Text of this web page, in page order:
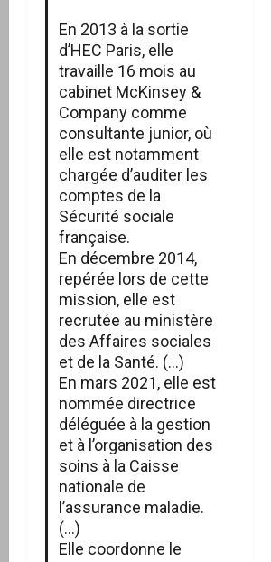
En 2013 à la sortie
d’HEC Paris, elle
travaille 16 mois au
cabinet McKinsey &
Company comme
consultante junior, où
elle est notamment
chargée d’auditer les
comptes de la
Sécurité sociale
française.
En décembre 2014,
repérée lors de cette
mission, elle est
recrutée au ministère
des Affaires sociales
et de la Santé. (…)
En mars 2021, elle est
nommée directrice
déléguée à la gestion
et à l’organisation des
soins à la Caisse
nationale de
l’assurance maladie.
(…)
Elle coordonne le